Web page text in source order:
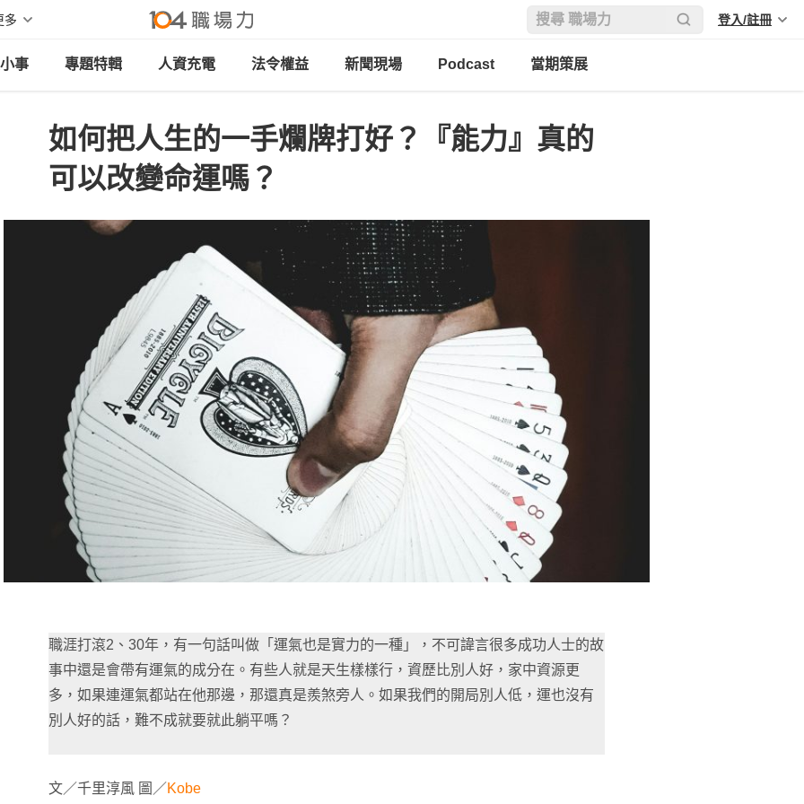
多 登入/註冊
事 專題特輯 人資充電 法令權益 新聞現場 Podcast 當期策展
如何把人生的一手爛牌打好？『能力』真的
可以改變命運嗎？
職涯打滾2、30年，有一句話叫做「運氣也是實力的一種」，不可諱言很多成功人士的故
事中還是會帶有運氣的成分在。有些人就是天生樣樣行，資歷比別人好，家中資源更
多，如果連運氣都站在他那邊，那還真是羨煞旁人。如果我們的開局別人低，運也沒有
別人好的話，難不成就要就此躺平嗎？
文／千里淳風 圖／Kobe